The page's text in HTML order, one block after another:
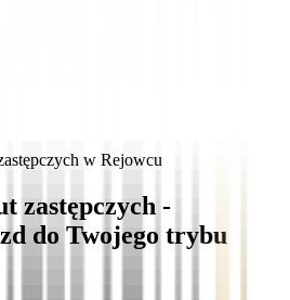
w Rejowcu
zastępczych -
do Twojego trybu